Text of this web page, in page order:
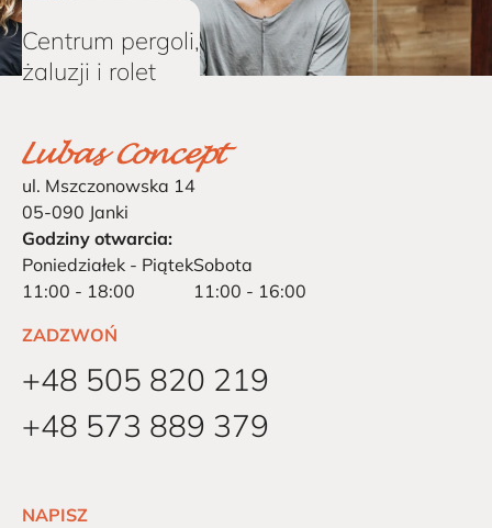
Centrum pergoli,
żaluzji i rolet
ul. Mszczonowska 14
05-090 Janki
Godziny otwarcia:
Poniedziałek - Piątek
11:00 - 18:00
Sobota
11:00 - 16:00
ZADZWOŃ
+48 505 820 219
+48 573 889 379
NAPISZ